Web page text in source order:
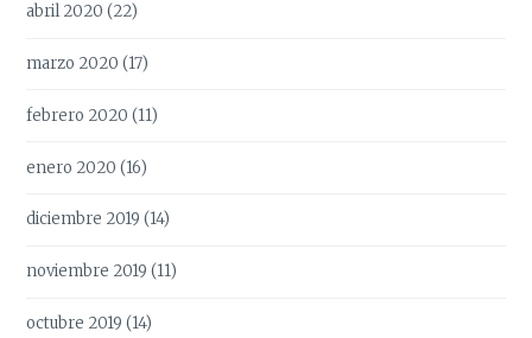
abril 2020 (22)
marzo 2020 (17)
febrero 2020 (11)
enero 2020 (16)
diciembre 2019 (14)
noviembre 2019 (11)
octubre 2019 (14)